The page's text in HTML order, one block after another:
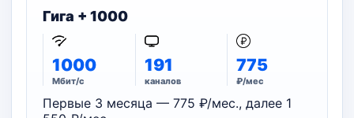
Гига + 1000
1000
Мбит/с
191
каналов
775
₽/мес
Первые 3 месяца — 775 ₽/мес., далее 1